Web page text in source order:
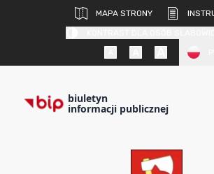
MAPA STRONY
biuletyn
informacji publicznej